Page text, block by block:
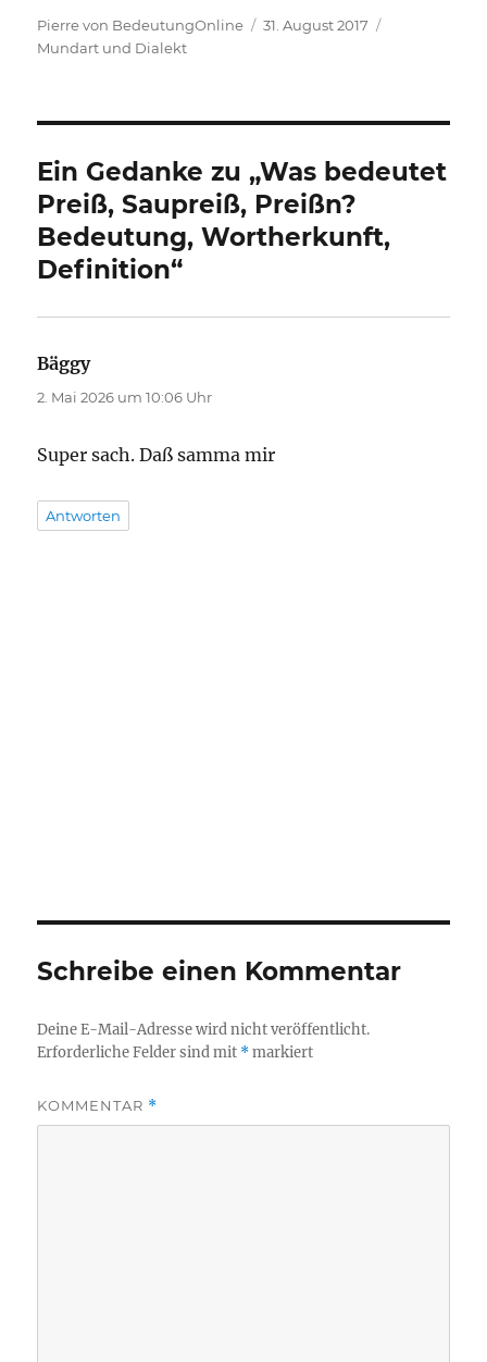
Autor
Pierre von BedeutungOnline
Veröffentlicht
31. August 2017
Mundart und Dialekt
Ein Gedanke zu „Was bedeutet
Preiß, Saupreiß, Preißn?
Bedeutung, Wortherkunft,
Definition“
Bäggysagt:
2. Mai 2026 um 10:06 Uhr
Super sach. Daß samma mir
Antworten
Schreibe einen Kommentar
Deine E-Mail-Adresse wird nicht veröffentlicht.
Erforderliche Felder sind mit *markiert
KOMMENTAR *